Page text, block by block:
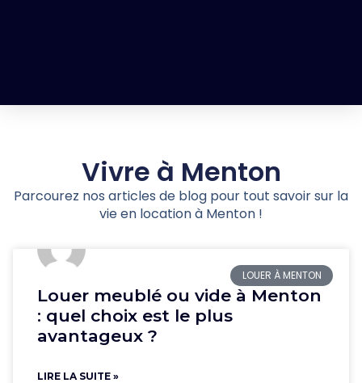
Vivre à Menton
Parcourez nos articles de blog pour tout savoir sur la
vie en location à Menton !
LOUER À MENTON
Louer meublé ou vide à Menton
: quel choix est le plus
avantageux ?
LIRE LA SUITE »